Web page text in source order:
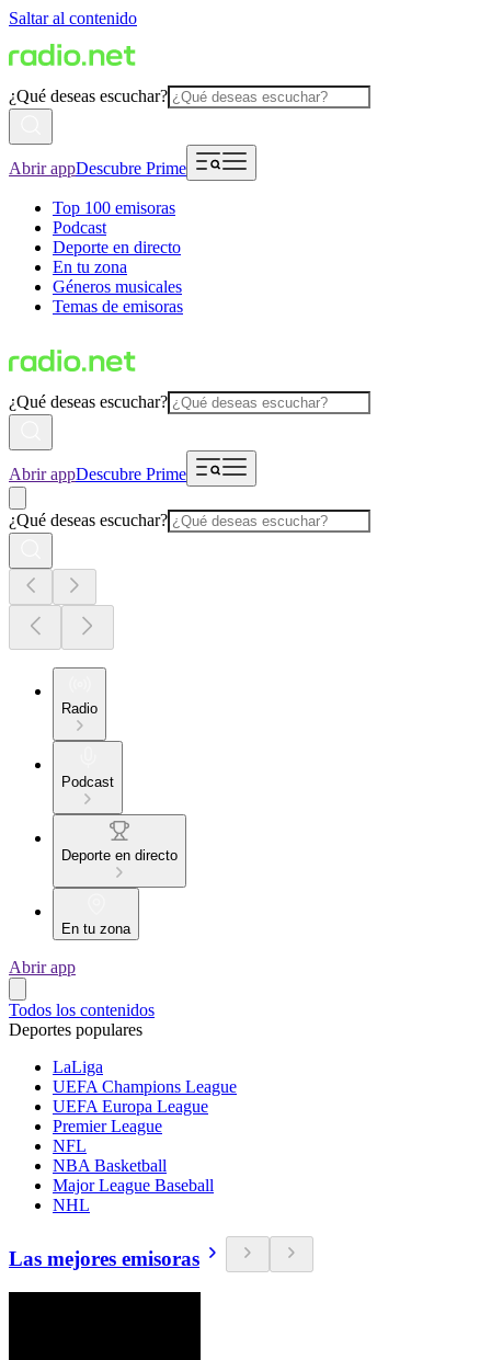
Saltar al contenido
¿Qué deseas escuchar?
Abrir appDescubre Prime
Top 100 emisoras
Podcast
Deporte en directo
En tu zona
Géneros musicales
Temas de emisoras
¿Qué deseas escuchar?
Abrir appDescubre Prime
¿Qué deseas escuchar?
Radio
Podcast
Deporte en directo
En tu zona
Abrir app
Todos los contenidos
Deportes populares
LaLiga
UEFA Champions League
UEFA Europa League
Premier League
NFL
NBA Basketball
Major League Baseball
NHL
Las mejores emisoras